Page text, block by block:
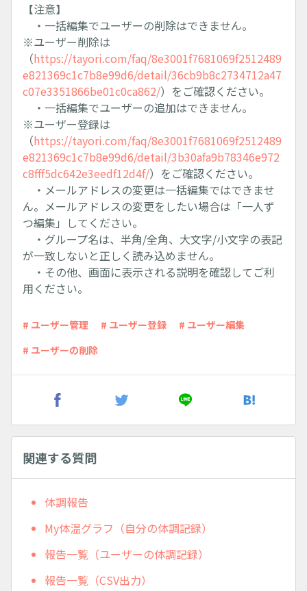
【注意】
・一括編集でユーザーの削除はできません。
※ユーザー削除は
（https://tayori.com/faq/8e3001f7681069f2512489
e821369c1c7b8e99d6/detail/36cb9b8c2734712a47
c07e3351866be01c0ca862/）をご確認ください。
・一括編集でユーザーの追加はできません。
※ユーザー登録は
（https://tayori.com/faq/8e3001f7681069f2512489
e821369c1c7b8e99d6/detail/3b30afa9b78346e972
c8fff5dc642e3eedf12d4f/）をご確認ください。
・メールアドレスの変更は一括編集ではできませ
ん。メールアドレスの変更をしたい場合は「一人ず
つ編集」してください。
・グループ名は、半角/全角、大文字/小文字の表記
が一致しないと正しく読み込めません。
・その他、画面に表示される説明を確認してご利
用ください。
# ユーザー管理 # ユーザー登録
# ユーザー編集
# ユーザーの削除
関連する質問
体調報告
My体温グラフ（自分の体調記録）
報告一覧（ユーザーの体調記録）
報告一覧（CSV出力）